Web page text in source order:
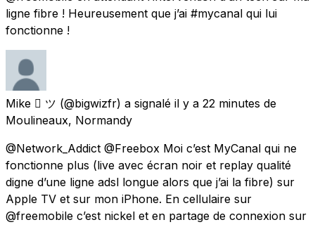
ligne fibre ! Heureusement que j’ai #mycanal qui lui
fonctionne !
Mike  ツ (@bigwizfr) a signalé il y a 22 minutes de
Moulineaux, Normandy
@Network_Addict @Freebox Moi c’est MyCanal qui ne
fonctionne plus (live avec écran noir et replay qualité
digne d’une ligne adsl longue alors que j’ai la fibre) sur
Apple TV et sur mon iPhone. En cellulaire sur
@freemobile c’est nickel et en partage de connexion sur